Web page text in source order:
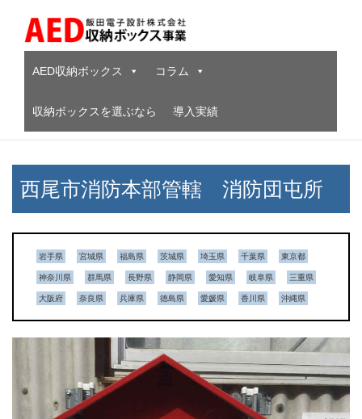
AED収納ボックス
コラム
収納ボックスを選ぶなら 導入実績
西尾市消防本部管轄 消防団屯所
岩手県 宮城県 福島県 茨城県 埼玉県 千葉県 東京都
神奈川県 群馬県 長野県 静岡県 愛知県 岐阜県 三重県
大阪府 奈良県 兵庫県 徳島県 愛媛県 香川県 沖縄県